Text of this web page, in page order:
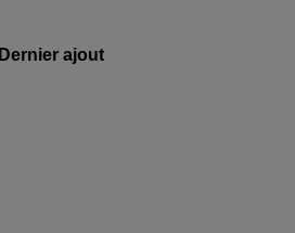
Dernier ajout